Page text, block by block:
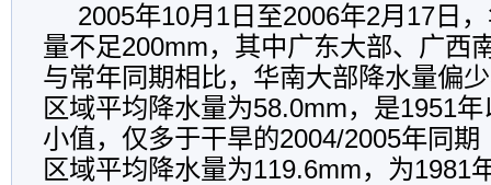
2005年10月1日至2006年2月17日
量不足200mm，其中广东大部、广西
与常年同期相比，华南大部降水量偏
区域平均降水量为58.0mm，是1951
小值，仅多于干旱的2004/2005年同
区域平均降水量为119.6mm，为1981